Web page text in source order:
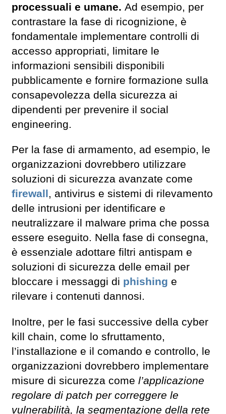
processuali e umane. Ad esempio, per
contrastare la fase di ricognizione, è
fondamentale implementare controlli di
accesso appropriati, limitare le
informazioni sensibili disponibili
pubblicamente e fornire formazione sulla
consapevolezza della sicurezza ai
dipendenti per prevenire il social
engineering.
Per la fase di armamento, ad esempio, le
organizzazioni dovrebbero utilizzare
soluzioni di sicurezza avanzate come
firewall, antivirus e sistemi di rilevamento
delle intrusioni per identificare e
neutralizzare il malware prima che possa
essere eseguito. Nella fase di consegna,
è essenziale adottare filtri antispam e
soluzioni di sicurezza delle email per
bloccare i messaggi di phishing e
rilevare i contenuti dannosi.
Inoltre, per le fasi successive della cyber
kill chain, come lo sfruttamento,
l’installazione e il comando e controllo, le
organizzazioni dovrebbero implementare
misure di sicurezza come l’applicazione
regolare di patch per correggere le
vulnerabilità, la segmentazione della rete